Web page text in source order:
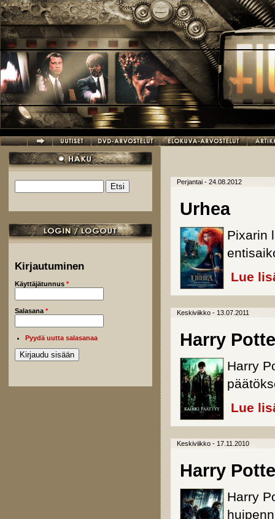
Hyppää pääsisältöön
Hakulomake
Kirjautuminen
Käyttäjätunnus *
Salasana *
Pyydä uutta salasanaa
Perjantai - 24.08.2012
Urhea
Pixarin
Lue
Keskiviikko - 13.07.2011
Harry
Harry
Lue
Keskiviikko - 17.11.2010
Harry
Harry